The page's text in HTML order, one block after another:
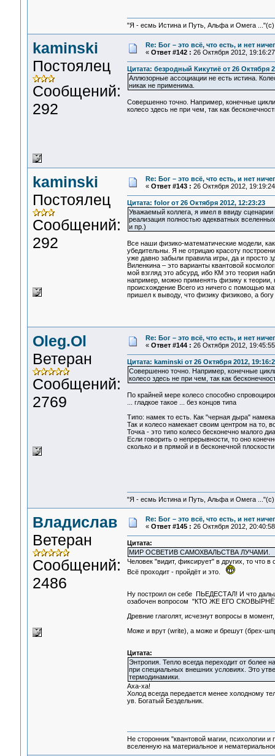
"Я - есмь Истина и Путь, Альфа и Омега ..."(с)
kaminski
Постоялец
Сообщений:
292
Re: Бог – это всё, что есть, и нет
« Ответ #142 : 26 Октября 2012,
Цитата: безродный Кикутиё от 26 Октября
Аллюзорные ассоциации не есть истина.
никак не применима.
Совершенно точно. Например, конечные
колесо здесь не при чем, так как
kaminski
Постоялец
Сообщений:
292
Re: Бог – это всё, что есть, и нет
« Ответ #143 : 26 Октября 2012,
Цитата: folor от 26 Октября 2012, 12:23:23
Уважаемый коллега, я имел в ввиду
реализация полностью адекватных
и пр.)
Все наши физико-математические модели,
убедительны. Я не отрицаю красоту
уже давно забыли правила игры, да и просто
Виленкина – это варианты квантовой
мой взгляд это абсурд, ибо КМ это теория
например, можно применять физику к
происхождение Всего из ничего с помощью
пришел к выводу, что физику физиково, а богу
Oleg.Ol
Ветеран
Сообщений:
2769
Re: Бог – это всё, что есть, и нет
« Ответ #144 : 26 Октября 2012,
Цитата: kaminski от 26 Октября 2012,
Совершенно точно. Например, конечные
колесо здесь не при чем, так как
По крайней мере колесо способно
... гладкое такое ... без концов типа
Типо: намек то есть. Как "черная дыра"
Так и колесо намекает своим центром на то,
Точка - это типо колесо бесконечно малого
Если говорить о непрерывности, то оно
сколько и в прямой и в бесконечной
"Я - есмь Истина и Путь, Альфа и Омега ..."(с)
Владислав
Ветеран
Сообщений:
2486
Re: Бог – это всё, что есть, и нет
« Ответ #145 : 26 Октября 2012,
Цитата:
МИР ОСВЕТИВ САМОХВАЛЬСТВА ЛУЧАМИ.
Человек "видит, фиксирует" в других, то что
Всё проходит - пройдёт и это.
Ну построил он себе ПЬЕДЕСТАЛ! И что
озабочен вопросом "КТО ЖЕ ЕГО
Древние глаголят, исчезнут вопросы в
Може и врут (write), а може и брешут (брех-
Цитата:
Энтропия. Тепло всегда переходит от более
при специальных внешних условиях. Это
термодинамики.
Аха-ха!
Холод всегда передается менее холодному
ув. Богатый Бездельник.
Не сторонник "квантовой магии, психологии
вселенную на материальное и